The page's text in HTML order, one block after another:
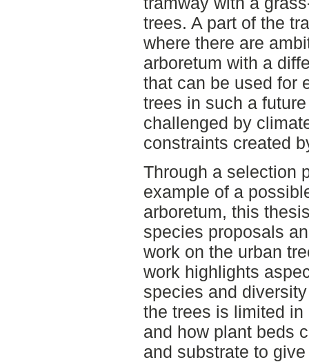
trees. A part of the
where there are
arboretum with a
that can be used for
trees in such a
challenged by
constraints created
Through a selection
example of a
arboretum, this
species proposals
work on the urban
work highlights
species and
the trees is limited
and how plant beds
and substrate to